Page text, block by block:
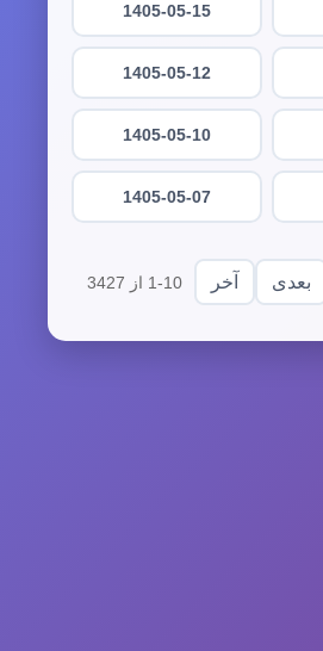
1405-05-15
1405-05-12
1405-05-10
1405-05-07
بعدی آخر 1-10 از 3427